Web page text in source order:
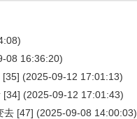
08 16:36:20)
[35] (2025-09-12 17:01:13)
[34] (2025-09-12 17:01:43)
去 [47] (2025-09-08 14:00:03)